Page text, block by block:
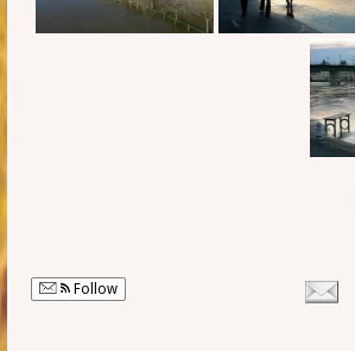
Follow